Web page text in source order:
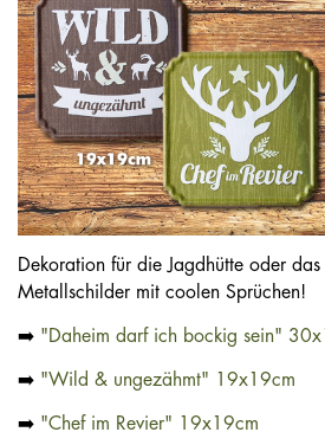
Dekoration für die Jagdhütte oder
Metallschilder mit coolen Sprüchen!
➡️ "Daheim darf ich bockig sein"
➡️ "Wild & ungezähmt" 19x19cm
➡️ "Chef im Revier" 19x19cm